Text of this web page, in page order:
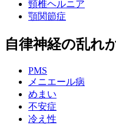
頸椎ヘルニア
顎関節症
自律神経の乱れ
PMS
メニエール病
めまい
不安症
冷え性